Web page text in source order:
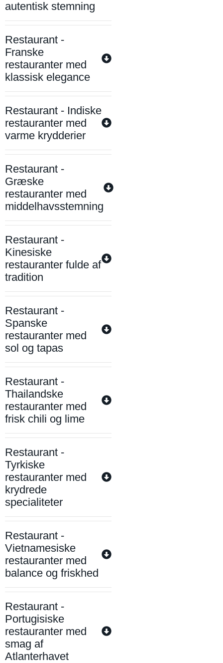
autentisk stemning
Restaurant -
Franske
restauranter med
klassisk elegance
Restaurant - Indiske
restauranter med
varme krydderier
Restaurant -
Græske
restauranter med
middelhavsstemning
Restaurant -
Kinesiske
restauranter fulde af
tradition
Restaurant -
Spanske
restauranter med
sol og tapas
Restaurant -
Thailandske
restauranter med
frisk chili og lime
Restaurant -
Tyrkiske
restauranter med
krydrede
specialiteter
Restaurant -
Vietnamesiske
restauranter med
balance og friskhed
Restaurant -
Portugisiske
restauranter med
smag af
Atlanterhavet